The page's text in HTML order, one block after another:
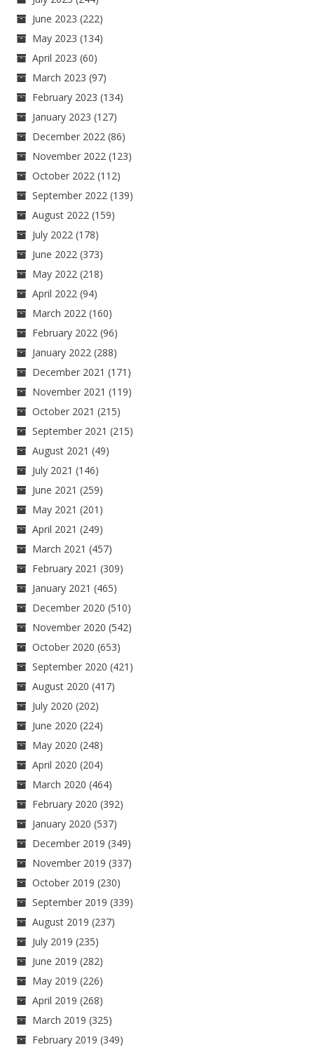
June 2023 (222)
May 2023 (134)
April 2023 (60)
March 2023 (97)
February 2023 (134)
January 2023 (127)
December 2022 (86)
November 2022 (123)
October 2022 (112)
September 2022 (139)
August 2022 (159)
July 2022 (178)
June 2022 (373)
May 2022 (218)
April 2022 (94)
March 2022 (160)
February 2022 (96)
January 2022 (288)
December 2021 (171)
November 2021 (119)
October 2021 (215)
September 2021 (215)
August 2021 (49)
July 2021 (146)
June 2021 (259)
May 2021 (201)
April 2021 (249)
March 2021 (457)
February 2021 (309)
January 2021 (465)
December 2020 (510)
November 2020 (542)
October 2020 (653)
September 2020 (421)
August 2020 (417)
July 2020 (202)
June 2020 (224)
May 2020 (248)
April 2020 (204)
March 2020 (464)
February 2020 (392)
January 2020 (537)
December 2019 (349)
November 2019 (337)
October 2019 (230)
September 2019 (339)
August 2019 (237)
July 2019 (235)
June 2019 (282)
May 2019 (226)
April 2019 (268)
March 2019 (325)
February 2019 (349)